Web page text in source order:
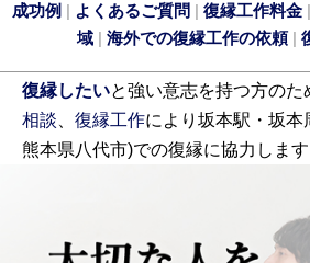
成功例 | よくあるご質問 | 復縁工作料金 |
域| 海外での復縁工作の依頼|
復縁したいと強い意志を持つ方のた
相談
復縁工作により坂本駅・坂本
熊本県八代市)での復縁に協力します